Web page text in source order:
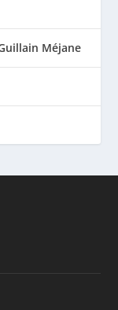
Méjane